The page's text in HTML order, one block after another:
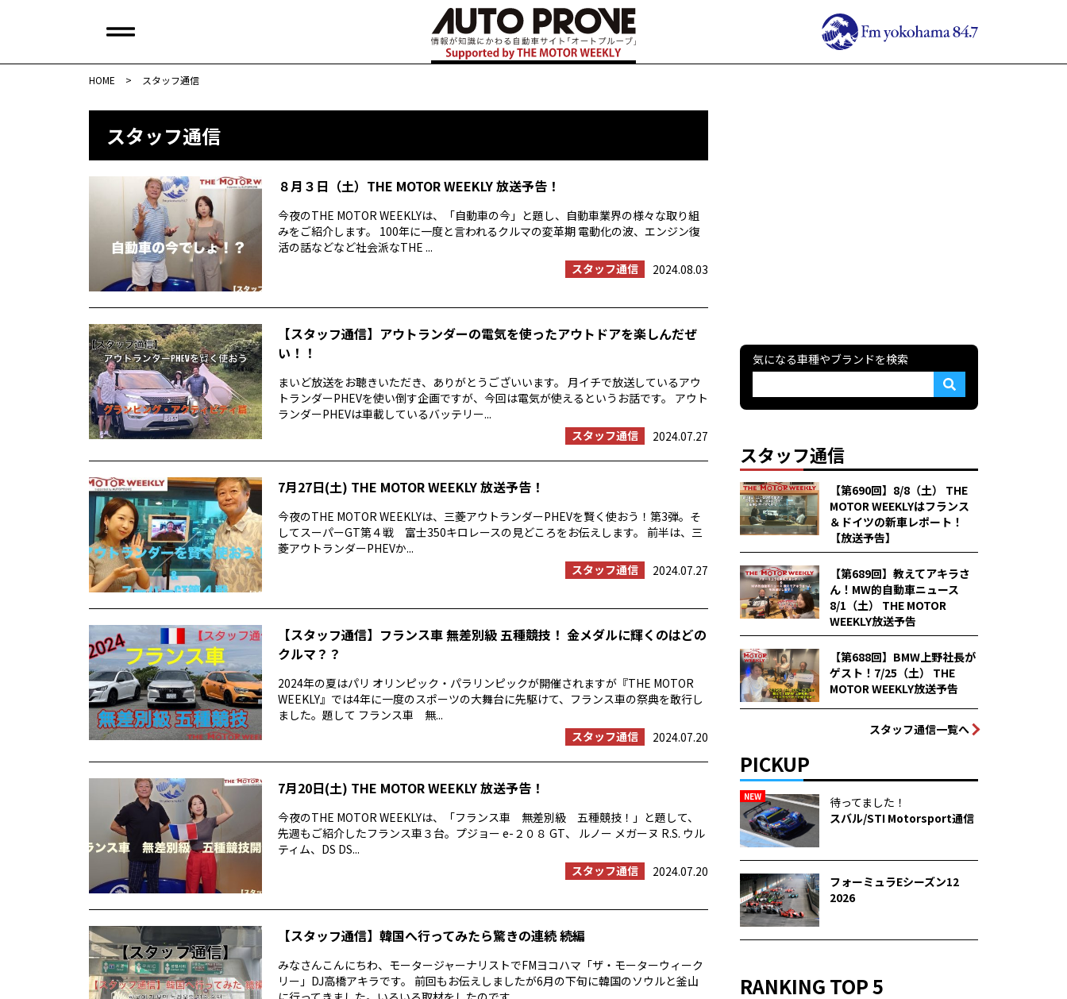
HOME > スタッフ通信
スタッフ通信
８月３日（土）THE MOTOR WEEKLY 放送予告！
今夜のTHE MOTOR WEEKLYは、「自動車の今」と題し、自動車業界の様々な取り組
みをご紹介します。 100年に一度と言われるクルマの変革期 電動化の波、エンジン復
活の話などなど社会派なTHE ...
スタッフ通信
2024.08.03
【スタッフ通信】アウトランダーの電気を使ったアウトドアを楽しんだぜ
い！！
まいど放送をお聴きいただき、ありがとうございいます。 月イチで放送しているアウ
トランダーPHEVを使い倒す企画ですが、今回は電気が使えるというお話です。 アウト
ランダーPHEVは車載しているバッテリー...
スタッフ通信
2024.07.27
7月27日(土) THE MOTOR WEEKLY 放送予告！
今夜のTHE MOTOR WEEKLYは、三菱アウトランダーPHEVを賢く使おう！第3弾。そ
してスーパーGT第４戦 富士350キロレースの見どころをお伝えします。 前半は、三
菱アウトランダーPHEVか...
スタッフ通信
2024.07.27
【スタッフ通信】フランス車 無差別級 五種競技！ 金メダルに輝くのはどの
クルマ？？
2024年の夏はパリ オリンピック・パラリンピックが開催されますが『THE MOTOR
WEEKLY』では4年に一度のスポーツの大舞台に先駆けて、フランス車の祭典を敢行し
ました。題して フランス車 無...
スタッフ通信
2024.07.20
7月20日(土) THE MOTOR WEEKLY 放送予告！
今夜のTHE MOTOR WEEKLYは、「フランス車 無差別級 五種競技！」と題して、
先週もご紹介したフランス車３台。プジョー e-２０８ GT、 ルノー メガーヌ R.S. ウル
ティム、DS DS...
スタッフ通信
2024.07.20
【スタッフ通信】韓国へ行ってみたら驚きの連続 続編
みなさんこんにちわ、モータージャーナリストでFMヨコハマ「ザ・モーターウィーク
リー」DJ高橋アキラです。 前回もお伝えしましたが6月の下旬に韓国のソウルと釜山
気になる車種やブランドを検索
スタッフ通信
【第690回】8/8（土） THE
MOTOR WEEKLYはフランス
＆ドイツの新車レポート！
【放送予告】
【第689回】教えてアキラさ
ん！MW的自動車ニュース
8/1（土） THE MOTOR
WEEKLY放送予告
【第688回】BMW上野社長が
ゲスト！7/25（土） THE
MOTOR WEEKLY放送予告
スタッフ通信一覧へ
PICKUP
NEW
待ってました！
スバル/STI Motorsport通信
フォーミュラEシーズン12
2026
RANKING TOP 5